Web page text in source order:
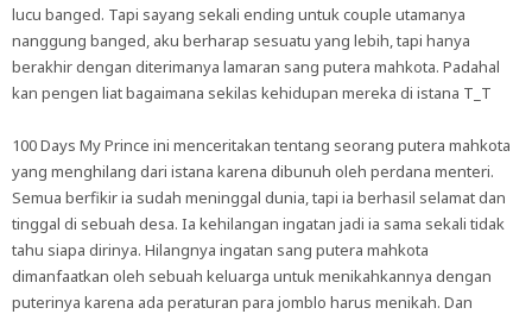
lucu banged. Tapi sayang sekali ending untuk couple utamanya
nanggung banged, aku berharap sesuatu yang lebih, tapi hanya
berakhir dengan diterimanya lamaran sang putera mahkota. Padahal
kan pengen liat bagaimana sekilas kehidupan mereka di istana T_T
100 Days My Prince ini menceritakan tentang seorang putera mahkota
yang menghilang dari istana karena dibunuh oleh perdana menteri.
Semua berfikir ia sudah meninggal dunia, tapi ia berhasil selamat dan
tinggal di sebuah desa. Ia kehilangan ingatan jadi ia sama sekali tidak
tahu siapa dirinya. Hilangnya ingatan sang putera mahkota
dimanfaatkan oleh sebuah keluarga untuk menikahkannya dengan
puterinya karena ada peraturan para jomblo harus menikah. Dan